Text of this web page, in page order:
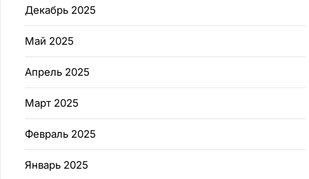
Декабрь 2025
Май 2025
Апрель 2025
Март 2025
Февраль 2025
Январь 2025